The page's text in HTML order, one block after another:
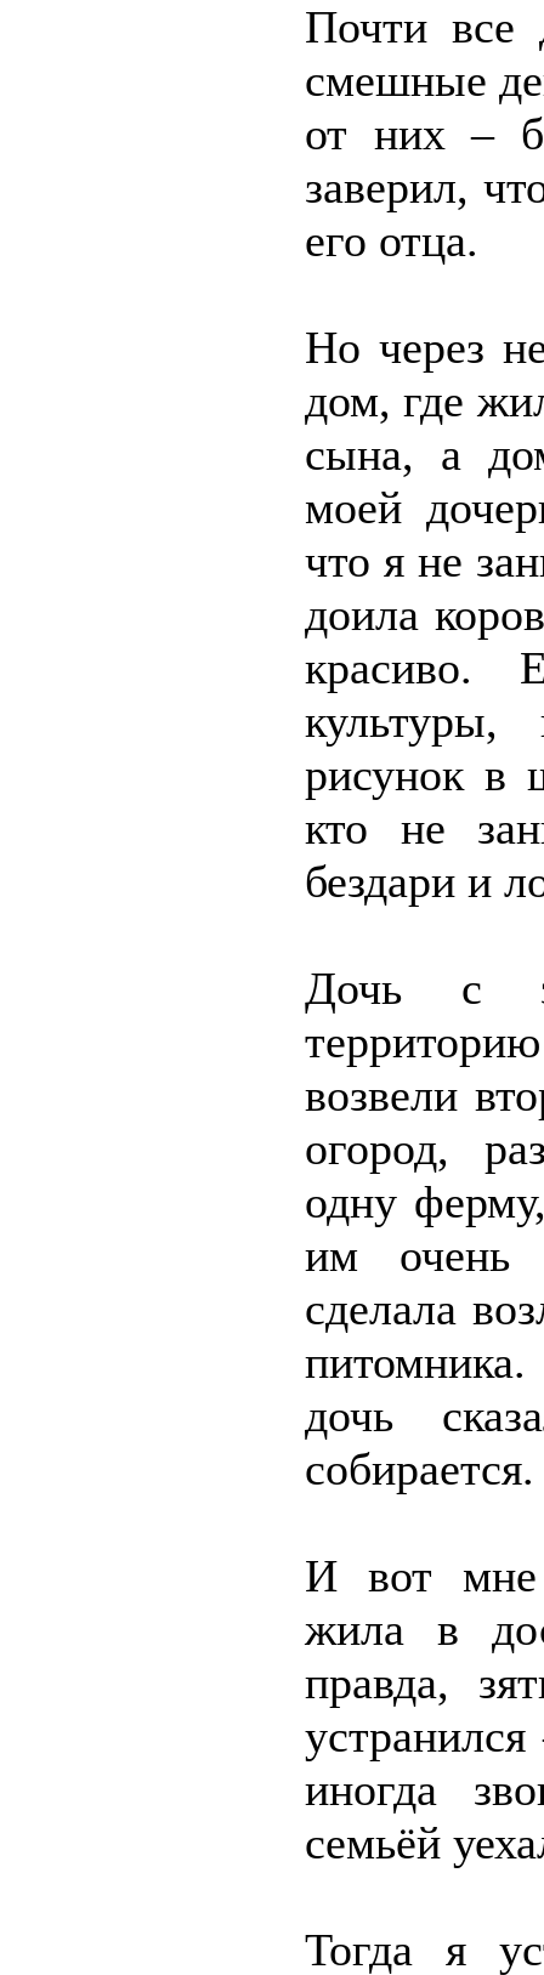
Почти все
смешные
от них –
заверил,
его отца.
Но через
дом, где
сына, а
моей
что я не
доила
красиво.
культуры,
рисунок в
кто не
бездари и
Дочь с
возвели
огород,
одну
им очень
сделала
дочь
собирается.
И вот мне
жила в
правда,
иногда
семьёй
Тогда я